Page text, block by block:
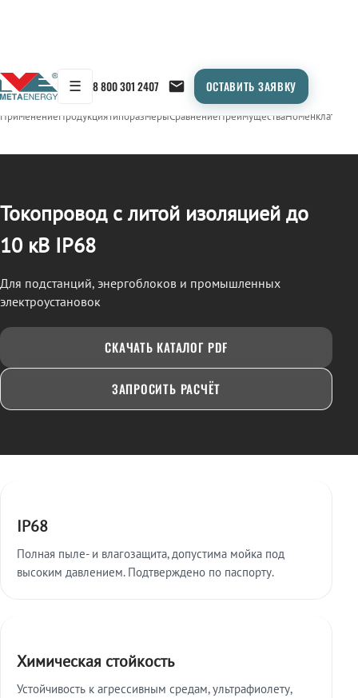
☰ 8 800 301 2407 ОСТАВИТЬ ЗАЯВКУ
← Продукция/ТОКОПРОВОД
ПрименениеПродукцияТипоразмерыСравнениеПреимуществаНоменклатура
Токопровод с литой изоляцией до
10 кВ IP68
Для подстанций, энергоблоков и промышленных
электроустановок
СКАЧАТЬ КАТАЛОГ PDF
ЗАПРОСИТЬ РАСЧЁТ
IP68
Полная пыле- и влагозащита, допустима мойка под
высоким давлением. Подтверждено по паспорту.
Химическая стойкость
Устойчивость к агрессивным средам, ультрафиолету,